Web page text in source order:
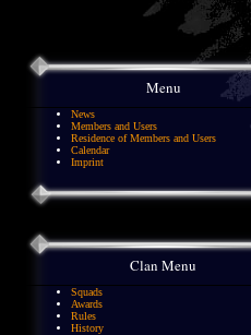
Menu
News
Members and Users
Residence of Members and Users
Calendar
Imprint
Clan Menu
Squads
Awards
Rules
History